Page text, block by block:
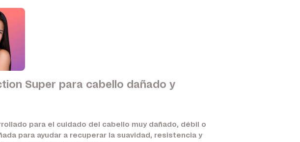
Super para cabello dañado y
para el cuidado del cabello muy dañado, débil o
para ayudar a recuperar la suavidad, resistencia y